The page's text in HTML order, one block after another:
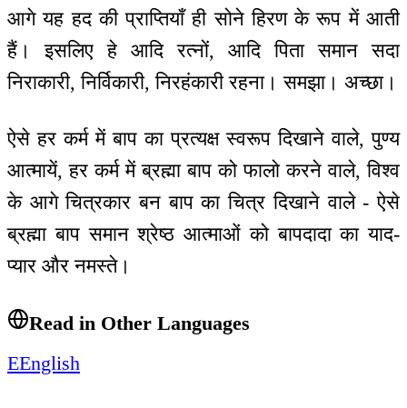
आगे यह हद की प्राप्तियाँ ही सोने हिरण के रूप में आती
हैं। इसलिए हे आदि रत्नों, आदि पिता समान सदा
निराकारी, निर्विकारी, निरहंकारी रहना। समझा। अच्छा।
ऐसे हर कर्म में बाप का प्रत्यक्ष स्वरूप दिखाने वाले, पुण्य
आत्मायें, हर कर्म में ब्रह्मा बाप को फालो करने वाले, विश्व
के आगे चित्रकार बन बाप का चित्र दिखाने वाले - ऐसे
ब्रह्मा बाप समान श्रेष्ठ आत्माओं को बापदादा का याद-
प्यार और नमस्ते।
Read in Other Languages
EEnglish